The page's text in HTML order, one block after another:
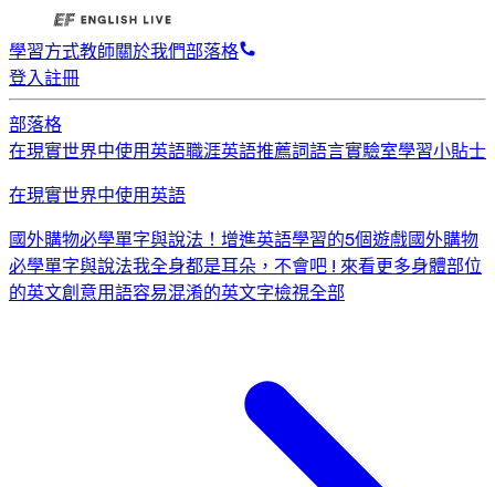
學習方式教師關於我們部落格
登入註冊
部落格
在現實世界中使用英語職涯英語推薦詞語言實驗室學習小貼士
在現實世界中使用英語
國外購物必學單字與說法！ 增進英語學習的5個遊戲國外購物
必學單字與說法我全身都是耳朵，不會吧 ! 來看更多身體部位
的英文創意用語容易混淆的英文字檢視全部